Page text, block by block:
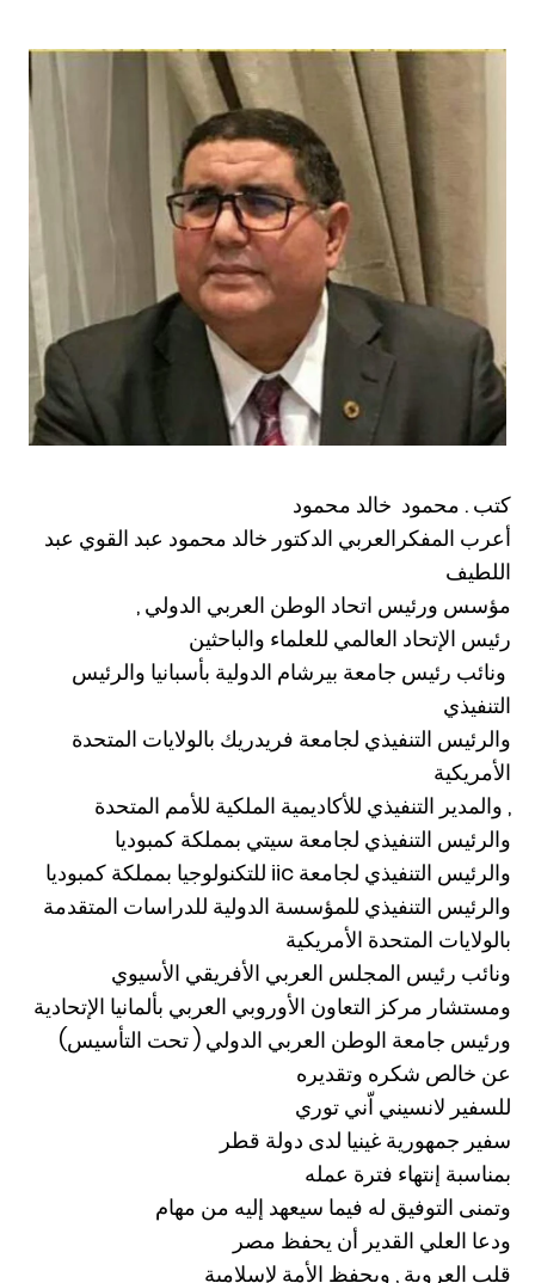
كتب . محمود خالد محمود
أعرب المفكرالعربي الدكتور خالد محمود عبد القوي عبد
اللطيف
مؤسس ورئيس اتحاد الوطن العربي الدولي ,
رئيس الإتحاد العالمي للعلماء والباحثين
ونائب رئيس جامعة بيرشام الدولية بأسبانيا والرئيس
التنفيذي
والرئيس التنفيذي لجامعة فريدريك بالولايات المتحدة
الأمريكية
, والمدير التنفيذي للأكاديمية الملكية للأمم المتحدة
والرئيس التنفيذي لجامعة سيتي بمملكة كمبوديا
والرئيس التنفيذي لجامعة iic للتكنولوجيا بمملكة كمبوديا
والرئيس التنفيذي للمؤسسة الدولية للدراسات المتقدمة
بالولايات المتحدة الأمريكية
ونائب رئيس المجلس العربي الأفريقي الأسيوي
ومستشار مركز التعاون الأوروبي العربي بألمانيا الإتحادية
ورئيس جامعة الوطن العربي الدولي ( تحت التأسيس)
عن خالص شكره وتقديره
للسفير لانسيني اّني توري
سفير جمهورية غينيا لدى دولة قطر
بمناسبة إنتهاء فترة عمله
وتمنى التوفيق له فيما سيعهد إليه من مهام
ودعا العلي القدير أن يحفظ مصر
قلب العروبة , ويحفظ الأمة لإسلامية